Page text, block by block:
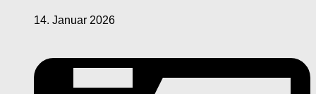
14. Januar 2026